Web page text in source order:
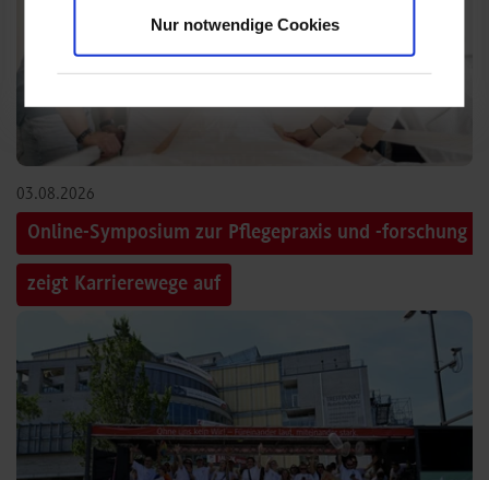
Nur notwendige Cookies
03.08.2026
Online-Symposium zur Pflegepraxis und -forschung
zeigt Karrierewege auf